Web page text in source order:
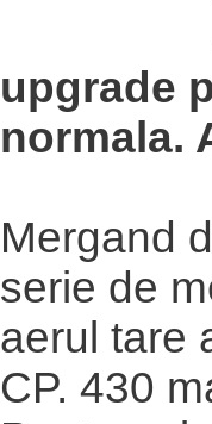
upgrade
normala.
Mergand
serie de
aerul tare
CP. 430